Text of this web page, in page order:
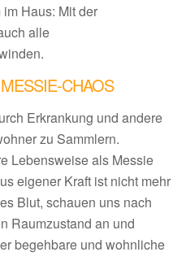
Haus: Mit der
alle
CHAOS
Erkrankung und andere
zu Sammlern.
Lebensweise als Messie
eigener Kraft ist nicht mehr
Blut, schauen uns nach
Raumzustand an und
begehbare und wohnliche